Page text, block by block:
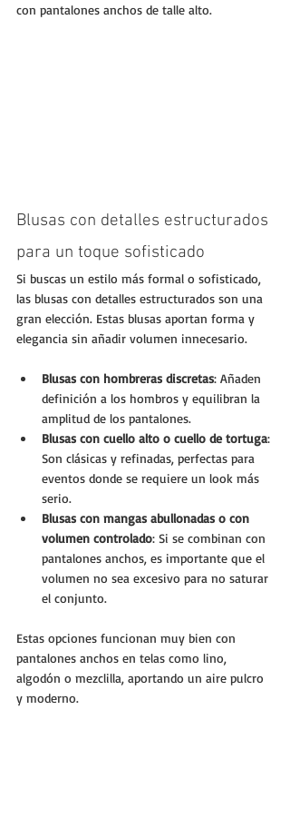
con pantalones anchos de talle alto.
Blusas con detalles estructurados
para un toque sofisticado
Si buscas un estilo más formal o sofisticado,
las blusas con detalles estructurados son una
gran elección. Estas blusas aportan forma y
elegancia sin añadir volumen innecesario.
Blusas con hombreras discretas: Añaden
definición a los hombros y equilibran la
amplitud de los pantalones.
Blusas con cuello alto o cuello de tortuga:
Son clásicas y refinadas, perfectas para
eventos donde se requiere un look más
serio.
Blusas con mangas abullonadas o con
volumen controlado: Si se combinan con
pantalones anchos, es importante que el
volumen no sea excesivo para no saturar
el conjunto.
Estas opciones funcionan muy bien con
pantalones anchos en telas como lino,
algodón o mezclilla, aportando un aire pulcro
y moderno.